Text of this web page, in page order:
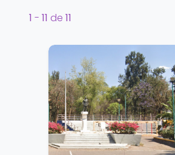
1 - 11 de 11